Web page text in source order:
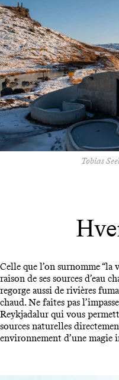
Tobias
Celle que l’on surnomme
raison de ses sources d’eau
regorge aussi de rivières
chaud. Ne faites pas
Reykjadalur qui vous
sources naturelles
environnement d’une magie